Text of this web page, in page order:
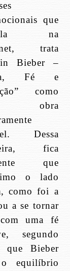
que
na
trata
Bieber –
Fé e
como
obra
Dessa
fica
que
o lado
como foi a
a se tornar
uma fé
segundo
que Bieber
equilíbrio